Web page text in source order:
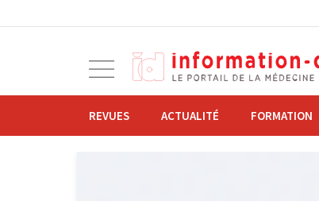
navigation
REVUES ACTUALITÉ FORMATION